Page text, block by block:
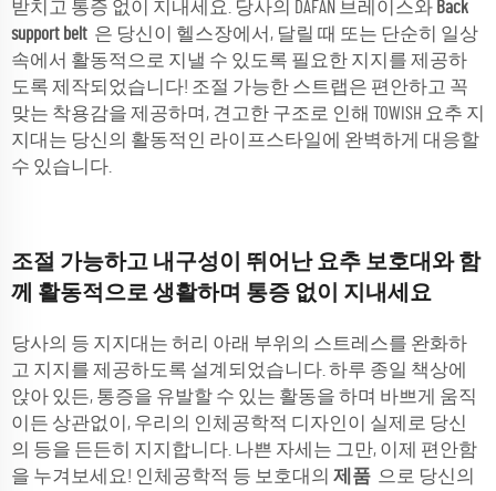
받치고 통증 없이 지내세요. 당사의 DAFAN 브레이스와 Back
support belt 은 당신이 헬스장에서, 달릴 때 또는 단순히 일상
속에서 활동적으로 지낼 수 있도록 필요한 지지를 제공하
도록 제작되었습니다! 조절 가능한 스트랩은 편안하고 꼭
맞는 착용감을 제공하며, 견고한 구조로 인해 TOWISH 요추 지
지대는 당신의 활동적인 라이프스타일에 완벽하게 대응할
수 있습니다.
조절 가능하고 내구성이 뛰어난 요추 보호대와 함
께 활동적으로 생활하며 통증 없이 지내세요
당사의 등 지지대는 허리 아래 부위의 스트레스를 완화하
고 지지를 제공하도록 설계되었습니다. 하루 종일 책상에
앉아 있든, 통증을 유발할 수 있는 활동을 하며 바쁘게 움직
이든 상관없이, 우리의 인체공학적 디자인이 실제로 당신
의 등을 든든히 지지합니다. 나쁜 자세는 그만, 이제 편안함
을 누겨보세요! 인체공학적 등 보호대의 제품 으로 당신의